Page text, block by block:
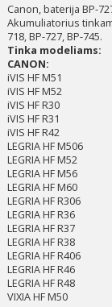
Canon, baterija BP-
Akumuliatorius
718, BP-727, BP-745.
Tinka modeliams:
CANON:
iVIS HF M51
iVIS HF M52
iVIS HF R30
iVIS HF R31
iVIS HF R42
LEGRIA HF M506
LEGRIA HF M52
LEGRIA HF M56
LEGRIA HF M60
LEGRIA HF R306
LEGRIA HF R36
LEGRIA HF R37
LEGRIA HF R38
LEGRIA HF R406
LEGRIA HF R46
LEGRIA HF R48
VIXIA HF M50